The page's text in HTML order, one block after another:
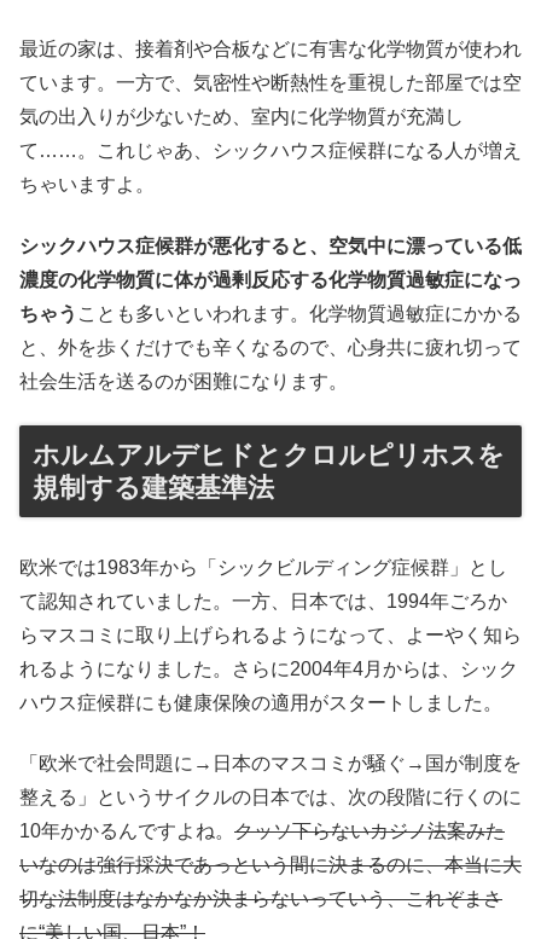
最近の家は、接着剤や合板などに有害な化学物質が使われ
ています。一方で、気密性や断熱性を重視した部屋では空
気の出入りが少ないため、室内に化学物質が充満し
て……。これじゃあ、シックハウス症候群になる人が増え
ちゃいますよ。
シックハウス症候群が悪化すると、空気中に漂っている低
濃度の化学物質に体が過剰反応する化学物質過敏症になっ
ちゃう ことも多いといわれます。化学物質過敏症にかかる
と、外を歩くだけでも辛くなるので、心身共に疲れ切って
社会生活を送るのが困難になります。
ホルムアルデヒドとクロルピリホスを
規制する建築基準法
欧米では1983年から「シックビルディング症候群」とし
て認知されていました。一方、日本では、1994年ごろか
らマスコミに取り上げられるようになって、よーやく知ら
れるようになりました。さらに2004年4月からは、シック
ハウス症候群にも健康保険の適用がスタートしました。
「欧米で社会問題に→日本のマスコミが騒ぐ→国が制度を
整える」というサイクルの日本では、次の段階に行くのに
10年かかるんですよね。 クッソ下らないカジノ法案みた
いなのは強行採決であっという間に決まるのに、本当に大
切な法制度はなかなか決まらないっていう、これぞまさ
に“美しい国、日本”！